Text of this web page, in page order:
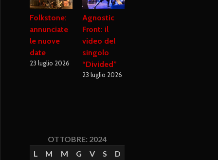
Folkstone:
annunciate
le nuove
date
23 luglio 2026
Agnostic
Front: il
video del
singolo
“Divided”
23 luglio 2026
OTTOBRE: 2024
L
M M G V S
D